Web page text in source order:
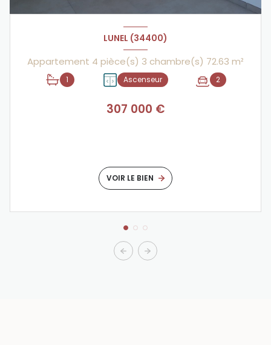
LUNEL (34400)
Appartement 4 pièce(s) 3 chambre(s) 72.63 m²
1 Ascenseur 2
307 000 €
VOIR LE BIEN